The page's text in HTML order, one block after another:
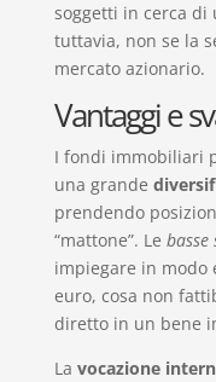
soggetti in cerca di
tuttavia, non se la
mercato azionario.
Vantaggi e
I fondi immobiliari
una grande
prendendo
“mattone”. Le basse
impiegare in modo
euro, cosa non
diretto in un bene
La vocazione